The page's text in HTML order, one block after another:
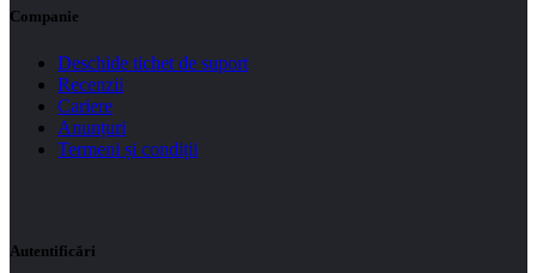
Companie
Deschide tichet de suport
Recenzii
Cariere
Anunțuri
Termeni și condiții
Autentificări